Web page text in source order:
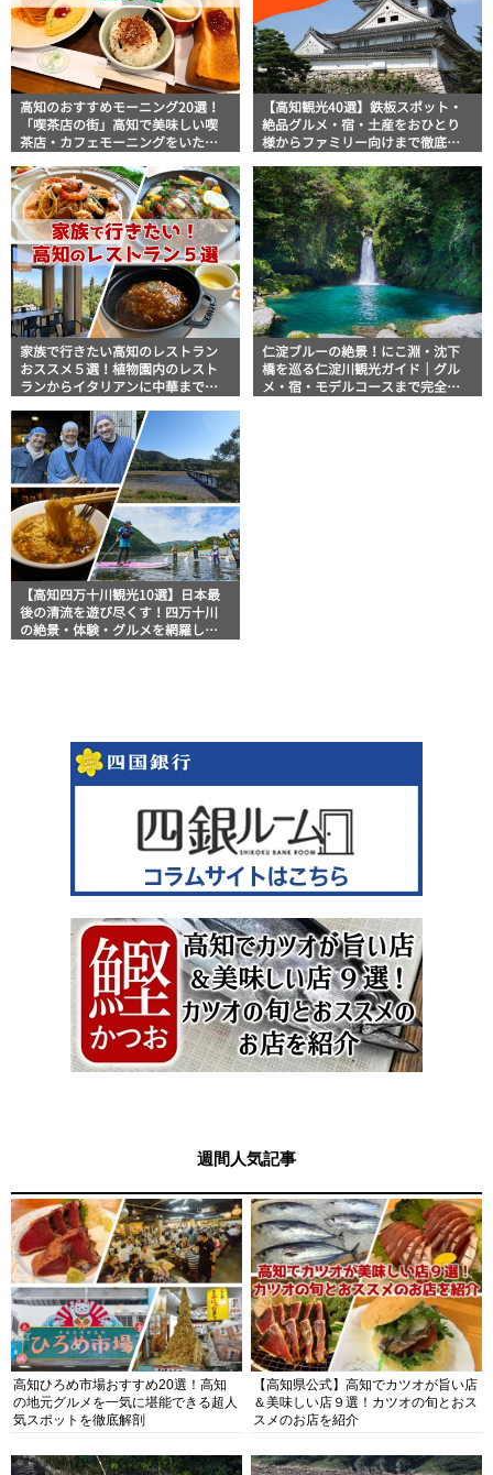
高知のおすすめモーニング20選！
「喫茶店の街」高知で美味しい喫
茶店・カフェモーニングをいただ
【高知観光40選】鉄板スポット・
絶品グルメ・宿・土産をおひとり
様からファミリー向けまで徹底解
家族で行きたい高知のレストラン
おススメ５選！植物園内のレスト
ランからイタリアンに中華まで楽
仁淀ブルーの絶景！にこ淵・沈下
橋を巡る仁淀川観光ガイド｜グル
メ・宿・モデルコースまで完全網
【高知四万十川観光10選】日本最
後の清流を遊び尽くす！四万十川
の絶景・体験・グルメを網羅した
週間人気記事
高知ひろめ市場おすすめ20選！高知
の地元グルメを一気に堪能できる超人
気スポットを徹底解剖
【高知県公式】高知でカツオが旨い店
＆美味しい店９選！カツオの旬とおス
スメのお店を紹介